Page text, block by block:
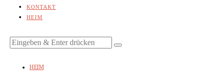
KONTAKT
HEIM
HEIM